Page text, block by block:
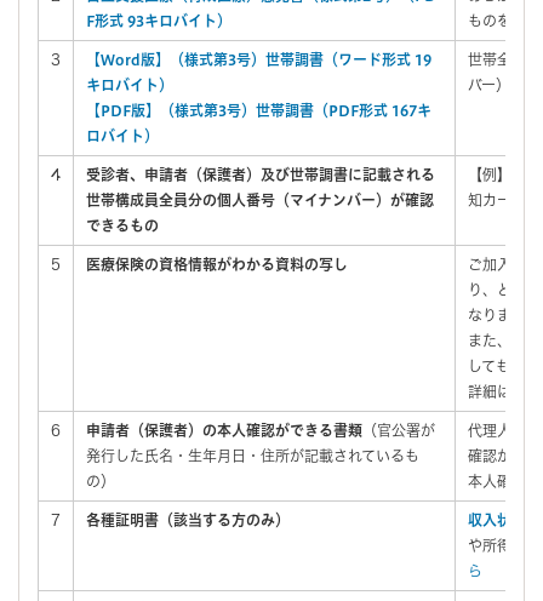
F形式 93キロバイト）
ものをご
3
【Word版】（様式第3号）世帯調書（ワード形式 19
キロバイト）
【PDF版】（様式第3号）世帯調書（PDF形式 167キ
ロバイト）
世帯全員
バー）の
4
受診者、申請者（保護者）及び世帯調書に記載される
世帯構成員全員分の個人番号（マイナンバー）が確認
できるもの
【例】マ
知カード
5 医療保険の資格情報がわかる資料の写し
ご加入の
り、どな
なります。
また、ご
しても種
詳細は
6 申請者（保護者）の本人確認ができる書類 （官公署が
発行した氏名・生年月日・住所が記載されているも
の）
代理人の
確認がで
本人確認
7 各種証明書（該当する方のみ）
収入状況
や所得の
ら